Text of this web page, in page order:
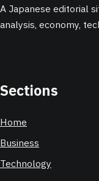
A Japanese editorial
analysis, economy,
Sections
Home
Business
Technology